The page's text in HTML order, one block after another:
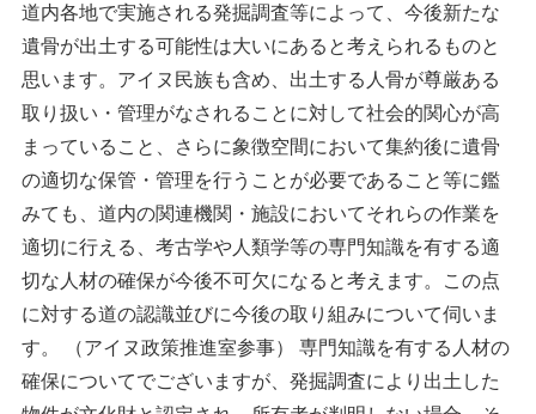
道内各地で実施される発掘調査等によって、今後新たな
遺骨が出土する可能性は大いにあると考えられるものと
思います。アイヌ民族も含め、出土する人骨が尊厳ある
取り扱い・管理がなされることに対して社会的関心が高
まっていること、さらに象徴空間において集約後に遺骨
の適切な保管・管理を行うことが必要であること等に鑑
みても、道内の関連機関・施設においてそれらの作業を
適切に行える、考古学や人類学等の専門知識を有する適
切な人材の確保が今後不可欠になると考えます。この点
に対する道の認識並びに今後の取り組みについて伺いま
す。 （アイヌ政策推進室参事） 専門知識を有する人材の
確保についてでございますが、発掘調査により出土した